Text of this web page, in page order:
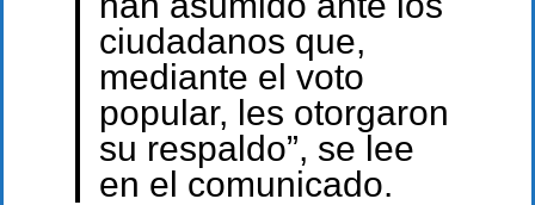
ciudadanos que,
mediante el voto
popular, les otorgaron
su respaldo”, se lee
en el comunicado.